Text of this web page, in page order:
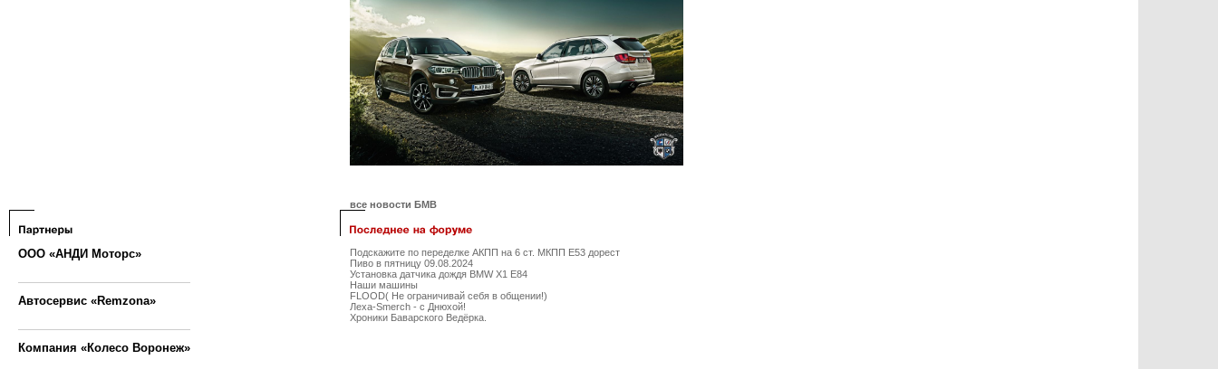
все новости БМВ
ООО «АНДИ Моторс»
Автосервис «Remzona»
Компания «Колесо Воронеж»
Подскажите по переделке АКПП на 6 ст. МКПП Е53 дорест
Пиво в пятницу 09.08.2024
Установка датчика дождя BMW X1 E84
Наши машины
FLOOD( Не ограничивай себя в общении!)
Леха-Smerch - с Днюхой!
Хроники Баварского Ведёрка.